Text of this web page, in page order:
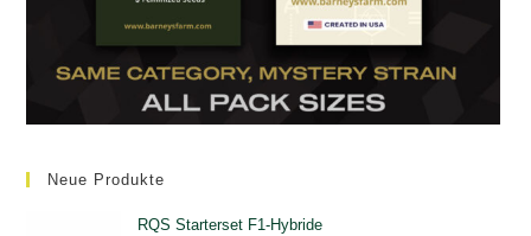
Neue Produkte
RQS Starterset F1-Hybride